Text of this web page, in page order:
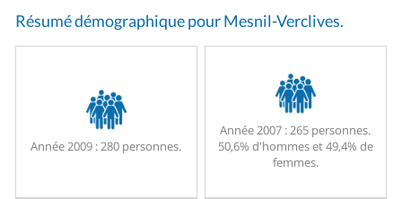
Résumé démographique pour Mesnil-Verclives.
Année 2009 :280 personnes.
Année 2007 :265 personnes.
50,6% d'hommes et 49,4% de
femmes.